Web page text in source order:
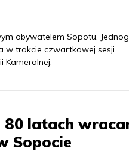
obywatelem Sopotu.
w trakcie czwartkowej sesji
Kameralnej.
80 latach
Sopocie